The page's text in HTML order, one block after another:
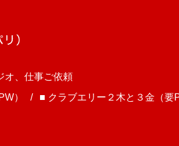
オ、仕事ご依頼
） ■ クラブエリー２木と３金（要